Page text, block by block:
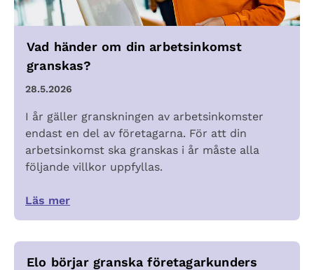
Vad händer om din arbetsinkomst
granskas?
28.5.2026
I år gäller granskningen av arbetsinkomster
endast en del av företagarna. För att din
arbetsinkomst ska granskas i år måste alla
följande villkor uppfyllas.
Läs mer
Elo börjar granska företagarkunders